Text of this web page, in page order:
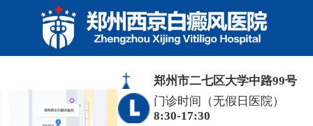
郑州市二七区大学中路99号
门诊时间（无假日医院）
8:30-17:30